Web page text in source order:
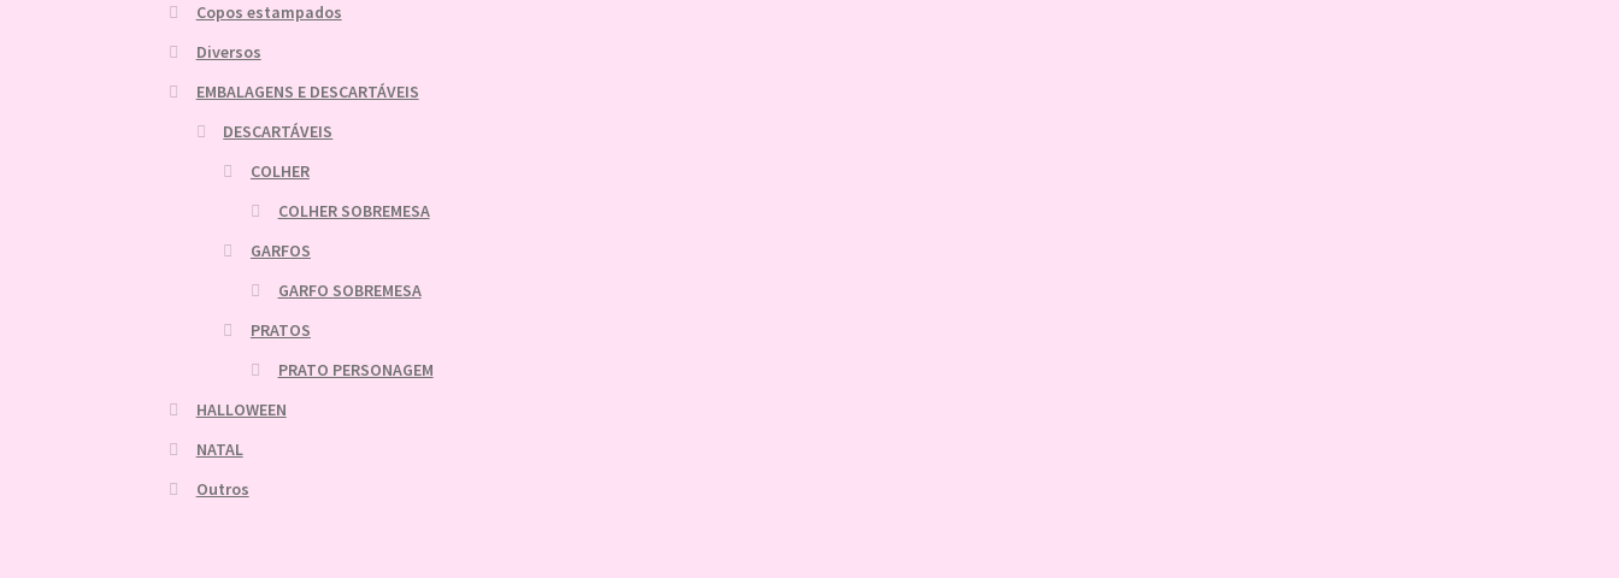
Copos estampados
Diversos
EMBALAGENS E DESCARTÁVEIS
DESCARTÁVEIS
COLHER
COLHER SOBREMESA
GARFOS
GARFO SOBREMESA
PRATOS
PRATO PERSONAGEM
HALLOWEEN
NATAL
Outros